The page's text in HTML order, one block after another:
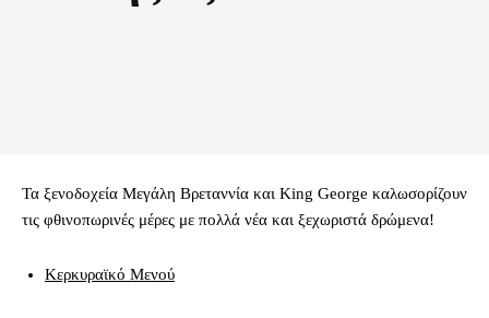
Τα ξενοδοχεία Μεγάλη Βρεταννία και King George καλωσορίζουν
τις φθινοπωρινές μέρες με πολλά νέα και ξεχωριστά δρώμενα!
Κερκυραϊκό Μενού